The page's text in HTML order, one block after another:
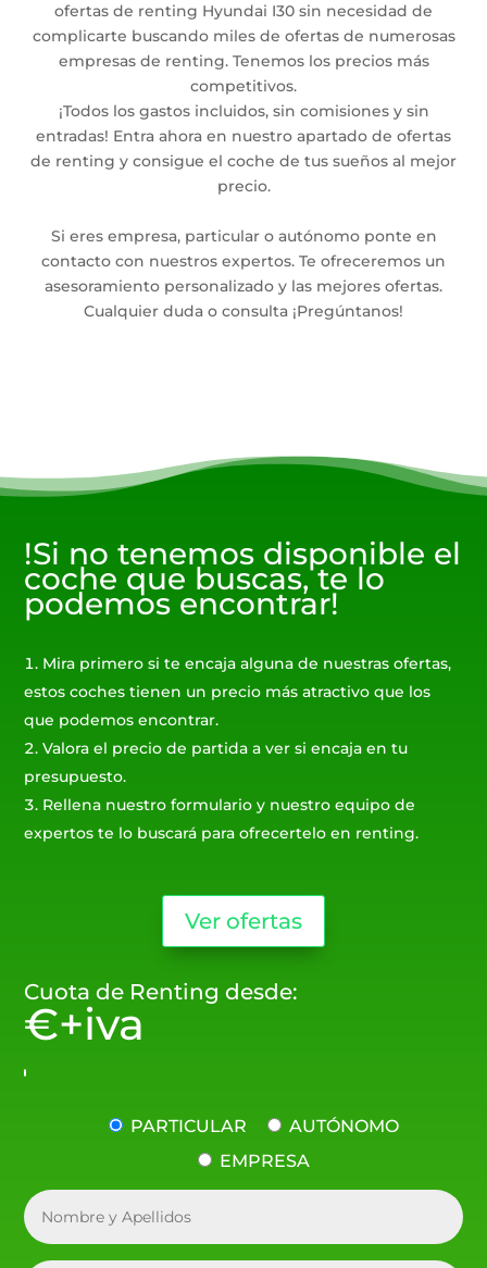
ofertas de renting Hyundai I30 sin necesidad de
complicarte buscando miles de ofertas de numerosas
empresas de renting. Tenemos los precios más
competitivos.
¡Todos los gastos incluidos, sin comisiones y sin
entradas! Entra ahora en nuestro apartado de ofertas
de renting y consigue el coche de tus sueños al mejor
precio.
Si eres empresa, particular o autónomo ponte en
contacto con nuestros expertos. Te ofreceremos un
asesoramiento personalizado y las mejores ofertas.
Cualquier duda o consulta ¡Pregúntanos!
!Si no tenemos disponible el
coche que buscas, te lo
podemos encontrar!
Mira primero si te encaja alguna de nuestras ofertas,
estos coches tienen un precio más atractivo que los
que podemos encontrar.
Valora el precio de partida a ver si encaja en tu
presupuesto.
Rellena nuestro formulario y nuestro equipo de
expertos te lo buscará para ofrecertelo en renting.
Ver ofertas
Cuota de Renting desde:
€+iva
PARTICULAR
AUTÓNOMO
EMPRESA